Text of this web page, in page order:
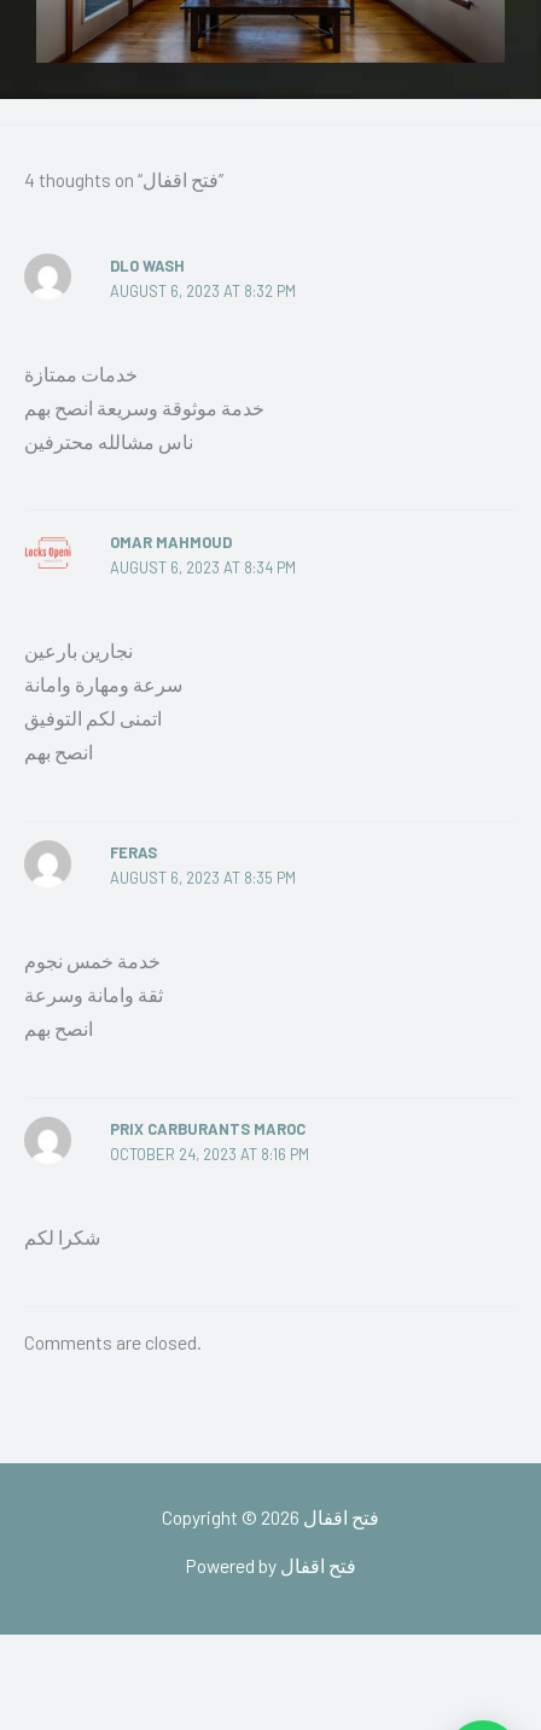
4 thoughts on “فتح اقفال”
DLO WASH
AUGUST 6, 2023 AT 8:32 PM
خدمات ممتازة
خدمة موثوقة وسريعة انصح بهم
ناس مشالله محترفين
OMAR MAHMOUD
AUGUST 6, 2023 AT 8:34 PM
نجارين بارعين
سرعة ومهارة وامانة
اتمنى لكم التوفيق
انصح بهم
FERAS
AUGUST 6, 2023 AT 8:35 PM
خدمة خمس نجوم
ثقة وامانة وسرعة
انصح بهم
PRIX CARBURANTS MAROC
OCTOBER 24, 2023 AT 8:16 PM
شكرا لكم
Comments are closed.
Copyright © 2026 فتح اقفال
Powered by فتح اقفال